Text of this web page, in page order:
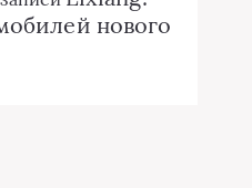
нового